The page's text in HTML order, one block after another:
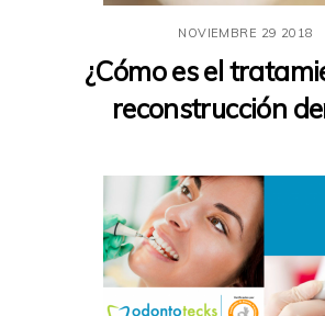
NOVIEMBRE 29 2018
¿Cómo es el
reconstrucción